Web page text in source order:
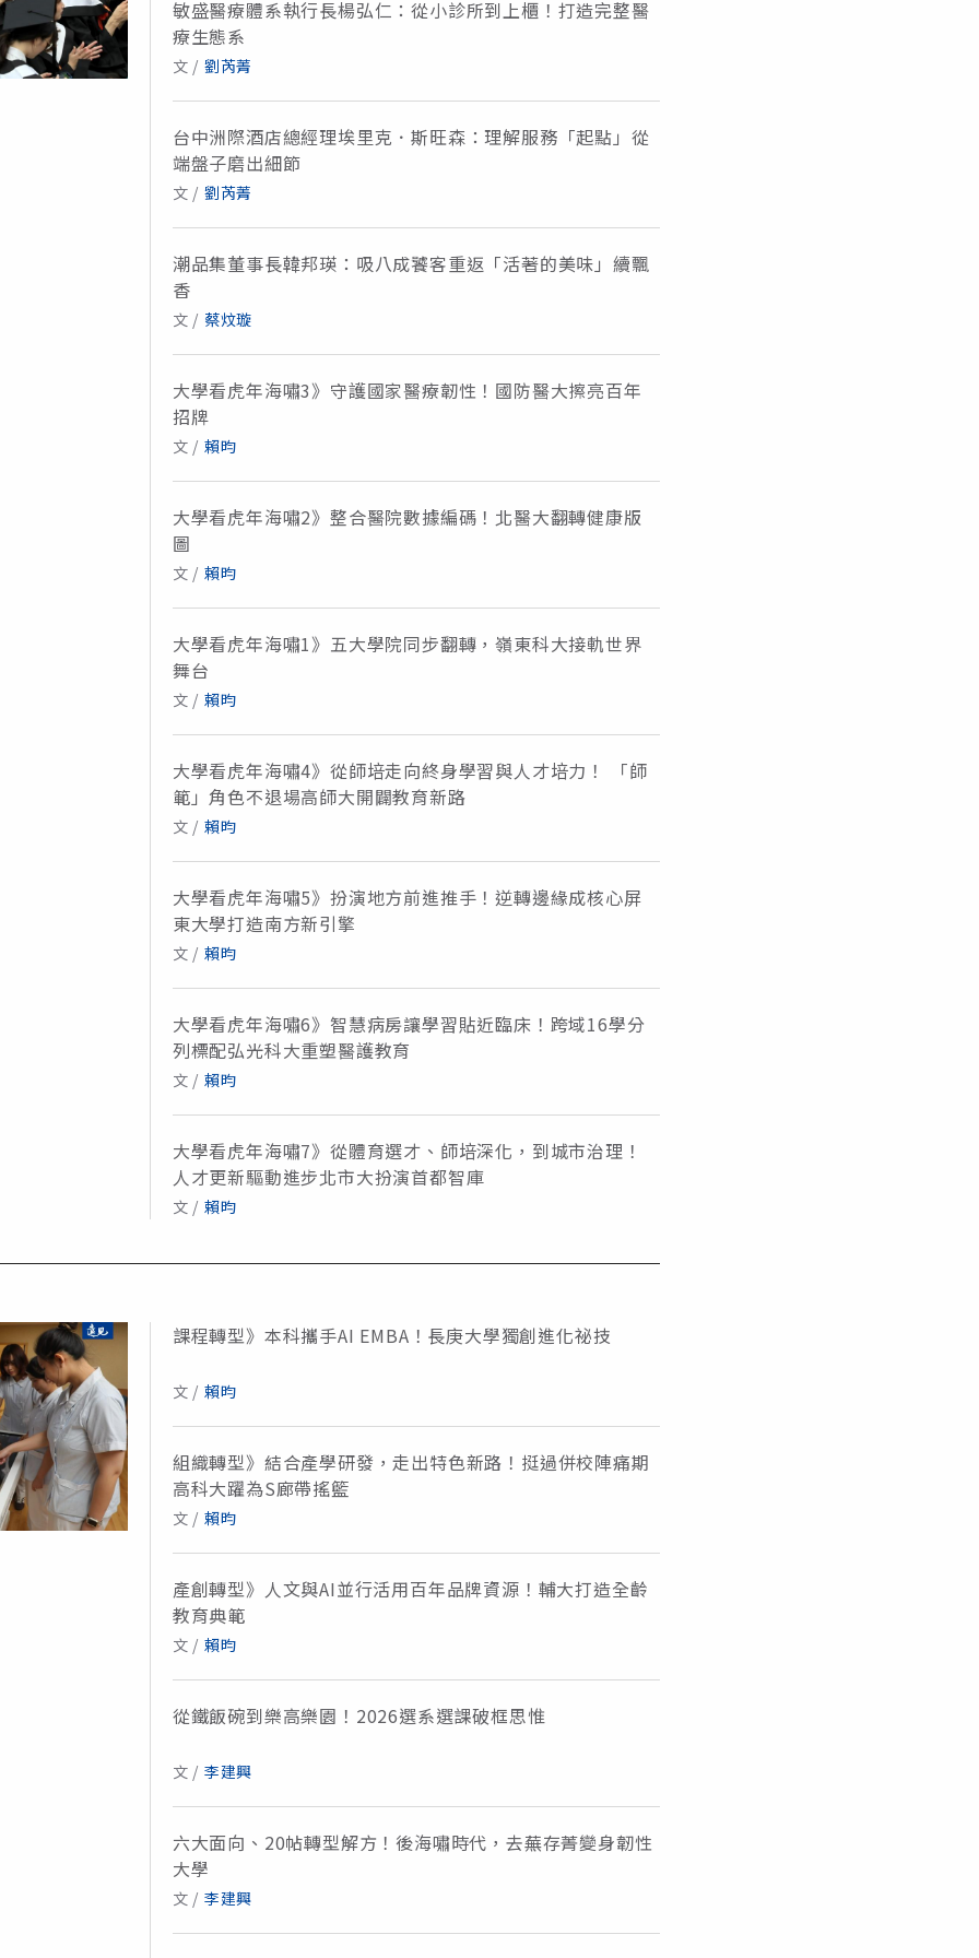
敏盛醫療體系執行長楊弘仁：從小診所到上櫃！打造完整醫
療生態系
文 / 劉芮菁
台中洲際酒店總經理埃里克．斯旺森：理解服務「起點」從
端盤子磨出細節
文 / 劉芮菁
潮品集董事長韓邦瑛：吸八成饕客重返「活著的美味」續飄
香
文 / 蔡炆璇
大學看虎年海嘯3》守護國家醫療韌性！國防醫大擦亮百年
招牌
文 / 賴昀
大學看虎年海嘯2》整合醫院數據編碼！北醫大翻轉健康版
圖
文 / 賴昀
大學看虎年海嘯1》五大學院同步翻轉，嶺東科大接軌世界
舞台
文 / 賴昀
大學看虎年海嘯4》從師培走向終身學習與人才培力！ 「師
範」角色不退場高師大開闢教育新路
文 / 賴昀
大學看虎年海嘯5》扮演地方前進推手！逆轉邊緣成核心屏
東大學打造南方新引擎
文 / 賴昀
大學看虎年海嘯6》智慧病房讓學習貼近臨床！跨域16學分
列標配弘光科大重塑醫護教育
文 / 賴昀
大學看虎年海嘯7》從體育選才、師培深化，到城市治理！
人才更新驅動進步北市大扮演首都智庫
文 / 賴昀
課程轉型》本科攜手AI EMBA！長庚大學獨創進化祕技
文 / 賴昀
組織轉型》結合產學研發，走出特色新路！挺過併校陣痛期
高科大躍為S廊帶搖籃
文 / 賴昀
產創轉型》人文與AI並行活用百年品牌資源！輔大打造全齡
教育典範
文 / 賴昀
從鐵飯碗到樂高樂園！2026選系選課破框思惟
文 / 李建興
六大面向、20帖轉型解方！後海嘯時代，去蕪存菁變身韌性
大學
文 / 李建興